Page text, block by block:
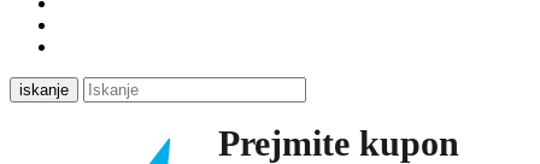
iskanje
Prejmite kupon